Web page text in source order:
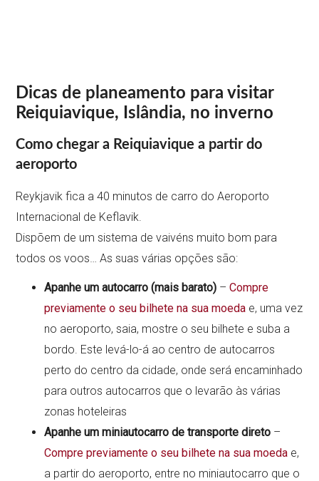
Dicas de planeamento para visitar
Reiquiavique, Islândia, no inverno
Como chegar a Reiquiavique a partir do
aeroporto
Reykjavik fica a 40 minutos de carro do Aeroporto
Internacional de Keflavik.
Dispõem de um sistema de vaivéns muito bom para
todos os voos… As suas várias opções são:
Apanhe um autocarro (mais barato) –Compre
previamente o seu bilhete na sua moeda e, uma vez
no aeroporto, saia, mostre o seu bilhete e suba a
bordo. Este levá-lo-á ao centro de autocarros
perto do centro da cidade, onde será encaminhado
para outros autocarros que o levarão às várias
zonas hoteleiras
Apanhe um miniautocarro de transporte direto –
Compre previamente o seu bilhete na sua moeda e,
a partir do aeroporto, entre no miniautocarro que o